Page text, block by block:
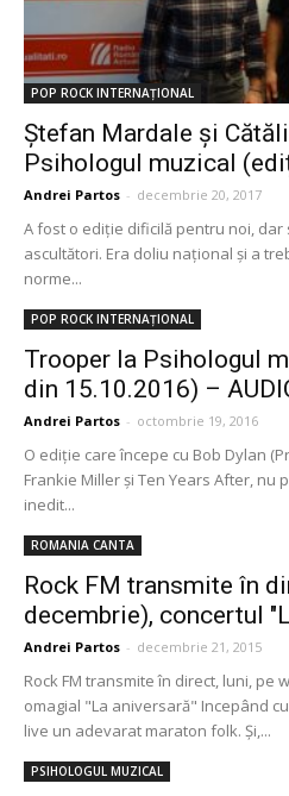
POP ROCK INTERNAȚIONAL
Ștefan Mardale și
Psihologul muzical
Andrei Partos - decembrie 20, 2017
A fost o ediție dificilă pentru noi, dar
ascultători. Era doliu național și a
norme...
POP ROCK INTERNAȚIONAL
Trooper la Psihologul
din 15.10.2016) –
Andrei Partos - octombrie 19, 2016
O ediție care începe cu Bob Dylan
Frankie Miller și Ten Years After, nu
inedit...
ROMANIA CANTA
Rock FM transmite în
decembrie), concertul
Andrei Partos - decembrie 21, 2015
Rock FM transmite în direct, luni, pe
omagial "La aniversară" Incepând
live un adevarat maraton folk. Și,...
PSIHOLOGUL MUZICAL